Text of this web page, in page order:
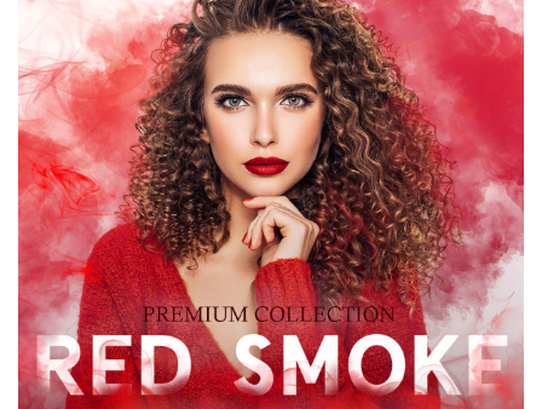
(373 Overlays)
Large 6000*4000px
Entire Collection
(1783 Overlays)
Large 6000*4000px
Stažení zdarma